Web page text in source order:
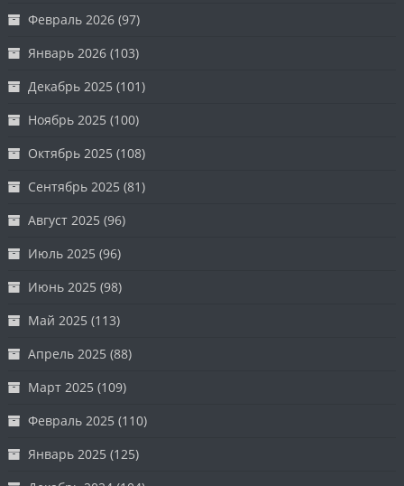
Февраль 2026 (97)
Январь 2026 (103)
Декабрь 2025 (101)
Ноябрь 2025 (100)
Октябрь 2025 (108)
Сентябрь 2025 (81)
Август 2025 (96)
Июль 2025 (96)
Июнь 2025 (98)
Май 2025 (113)
Апрель 2025 (88)
Март 2025 (109)
Февраль 2025 (110)
Январь 2025 (125)